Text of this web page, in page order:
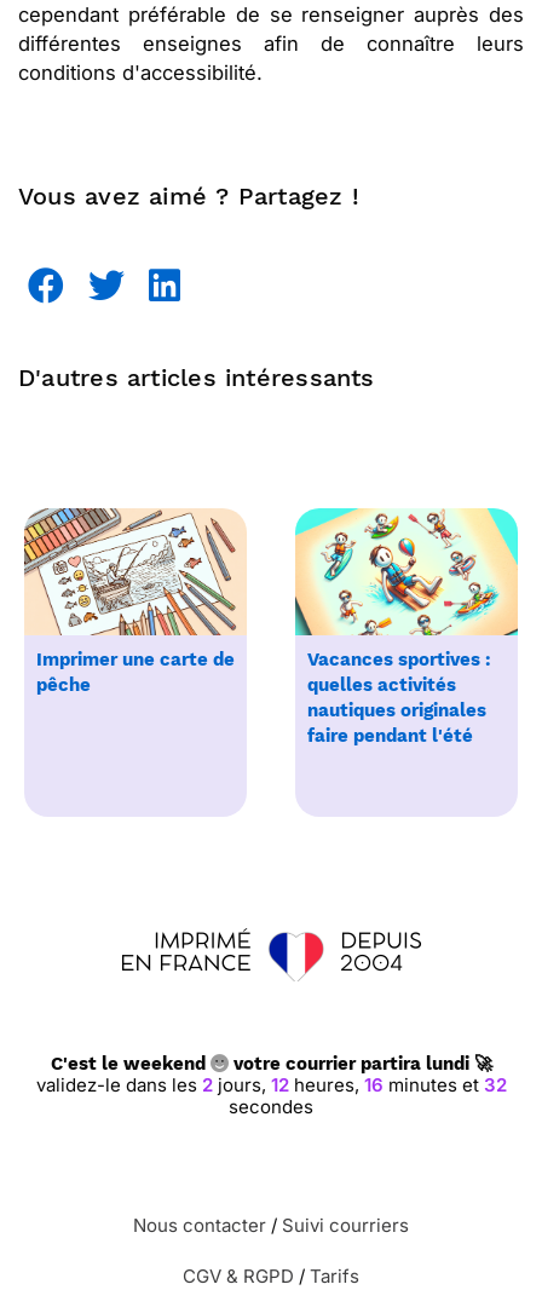
cependant préférable de se renseigner auprès des
différentes enseignes afin de connaître leurs
conditions d'accessibilité.
Vous avez aimé ? Partagez !
D'autres articles intéressants
Imprimer une carte de
pêche
Vacances sportives :
quelles activités
nautiques originales
faire pendant l'été
C'est le weekend votre courrier partira lundi 🚀
validez-le dans les 2 jours,12 heures,16 minutes et31
secondes
Nous contacter / Suivi courriers
CGV & RGPD / Tarifs